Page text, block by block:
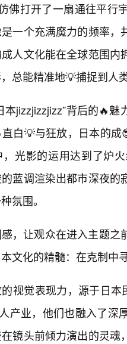
佛打开了一扇通往平
一个充满魔力的频率
人文化能在全球范围
总能精准地💡捕捉到人
本jizzjizzjizz”背后的🔥
白💡与狂放，日本的
光影的运用达到了炉
的蓝调渲染出都市深夜
氛围。
，让观众在进入主题之
文化的精髓：在克制中
视觉表现力，源于日本
产业，他们也融入了
镜头前倾力演出的灵